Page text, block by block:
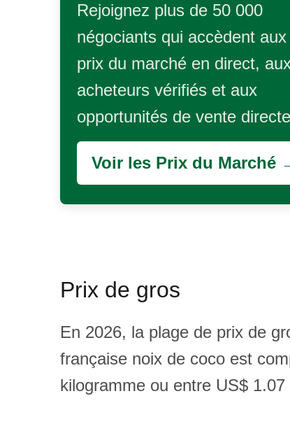
Rejoignez plus de 50 000
négociants qui accèdent aux
prix du marché en direct,
acheteurs vérifiés et aux
opportunités de vente directe
Voir les Prix du Marché
Prix de gros
En 2026, la plage de prix de
française noix de coco est
kilogramme ou entre US$